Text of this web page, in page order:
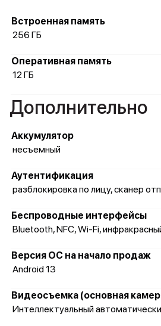
Встроенная память
256 ГБ
Оперативная память
12 ГБ
Дополнительно
Аккумулятор
несъемный
Аутентификация
разблокировка по лицу, сканер
Беспроводные интерфейсы
Bluetooth, NFC, Wi-Fi,
Версия ОС на начало продаж
Android 13
Видеосъемка (основная
Интеллектуальный